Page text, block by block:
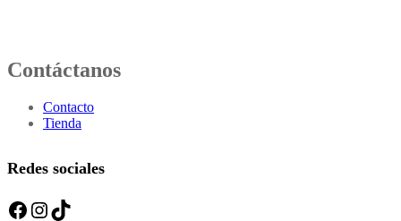
Contáctanos
Contacto
Tienda
Redes sociales
Facebook Instagram TikTok